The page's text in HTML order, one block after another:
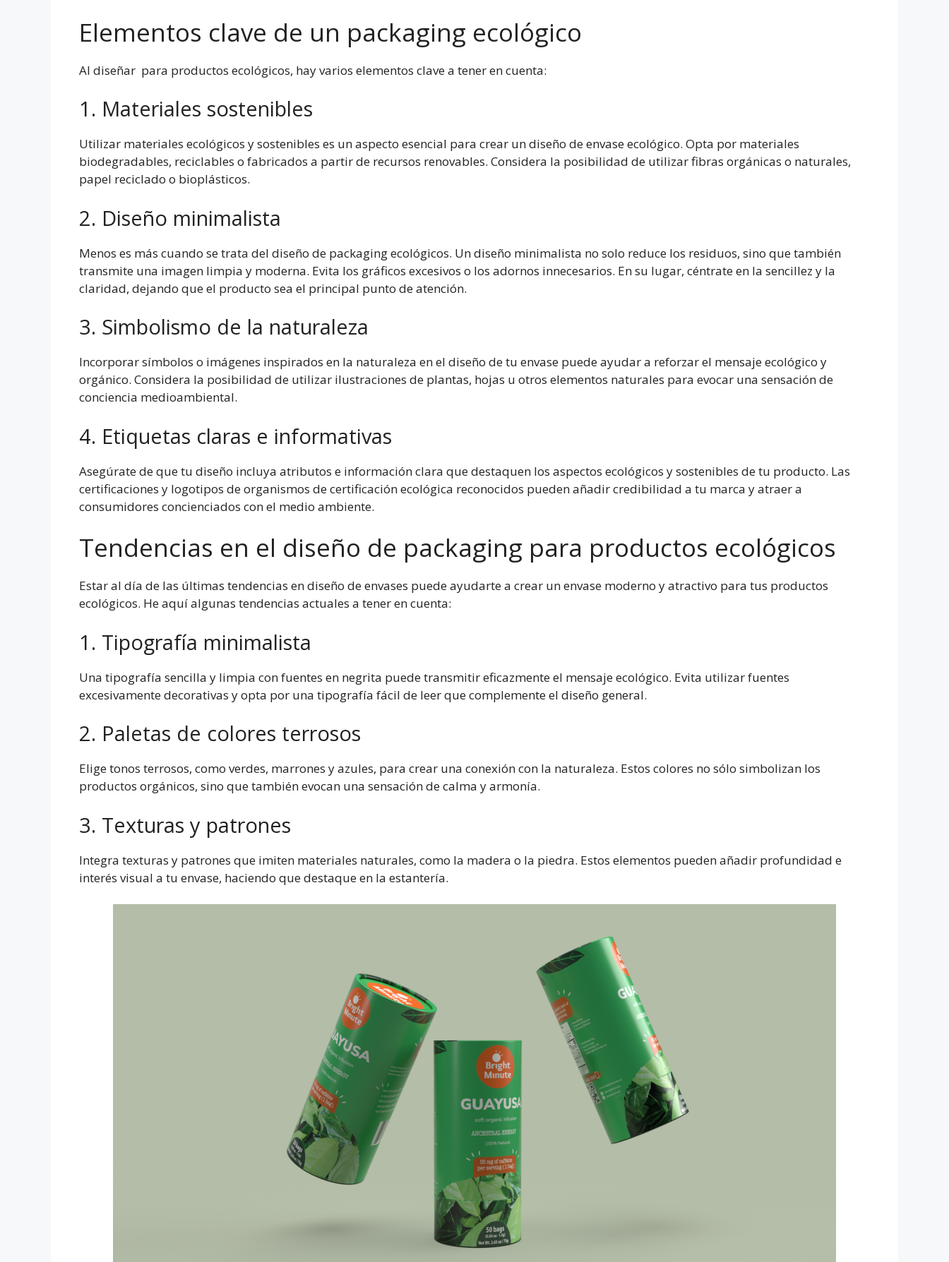
Elementos clave de un packaging ecológico
Al diseñar para productos ecológicos, hay varios elementos clave a tener en cuenta:
1. Materiales sostenibles
Utilizar materiales ecológicos y sostenibles es un aspecto esencial para crear un diseño de envase ecológico. Opta por materiales
biodegradables, reciclables o fabricados a partir de recursos renovables. Considera la posibilidad de utilizar fibras orgánicas o naturales,
papel reciclado o bioplásticos.
2. Diseño minimalista
Menos es más cuando se trata del diseño de packaging ecológicos. Un diseño minimalista no solo reduce los residuos, sino que también
transmite una imagen limpia y moderna. Evita los gráficos excesivos o los adornos innecesarios. En su lugar, céntrate en la sencillez y la
claridad, dejando que el producto sea el principal punto de atención.
3. Simbolismo de la naturaleza
Incorporar símbolos o imágenes inspirados en la naturaleza en el diseño de tu envase puede ayudar a reforzar el mensaje ecológico y
orgánico. Considera la posibilidad de utilizar ilustraciones de plantas, hojas u otros elementos naturales para evocar una sensación de
conciencia medioambiental.
4. Etiquetas claras e informativas
Asegúrate de que tu diseño incluya atributos e información clara que destaquen los aspectos ecológicos y sostenibles de tu producto. Las
certificaciones y logotipos de organismos de certificación ecológica reconocidos pueden añadir credibilidad a tu marca y atraer a
consumidores concienciados con el medio ambiente.
Tendencias en el diseño de packaging para productos ecológicos
Estar al día de las últimas tendencias en diseño de envases puede ayudarte a crear un envase moderno y atractivo para tus productos
ecológicos. He aquí algunas tendencias actuales a tener en cuenta:
1. Tipografía minimalista
Una tipografía sencilla y limpia con fuentes en negrita puede transmitir eficazmente el mensaje ecológico. Evita utilizar fuentes
excesivamente decorativas y opta por una tipografía fácil de leer que complemente el diseño general.
2. Paletas de colores terrosos
Elige tonos terrosos, como verdes, marrones y azules, para crear una conexión con la naturaleza. Estos colores no sólo simbolizan los
productos orgánicos, sino que también evocan una sensación de calma y armonía.
3. Texturas y patrones
Integra texturas y patrones que imiten materiales naturales, como la madera o la piedra. Estos elementos pueden añadir profundidad e
interés visual a tu envase, haciendo que destaque en la estantería.